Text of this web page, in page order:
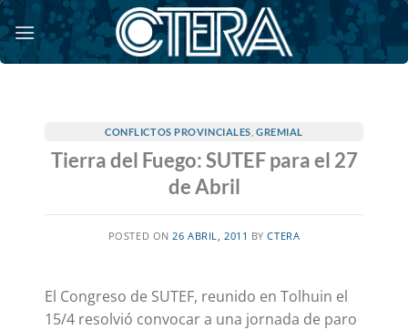
Saltar
al
contenido
CONFLICTOS PROVINCIALES ,GREMIAL
Tierra del Fuego: SUTEF para el 27
de Abril
POSTED ON 26 ABRIL, 2011 BYCTERA
El Congreso de SUTEF, reunido en Tolhuin el
15/4 resolvió convocar a una jornada de paro